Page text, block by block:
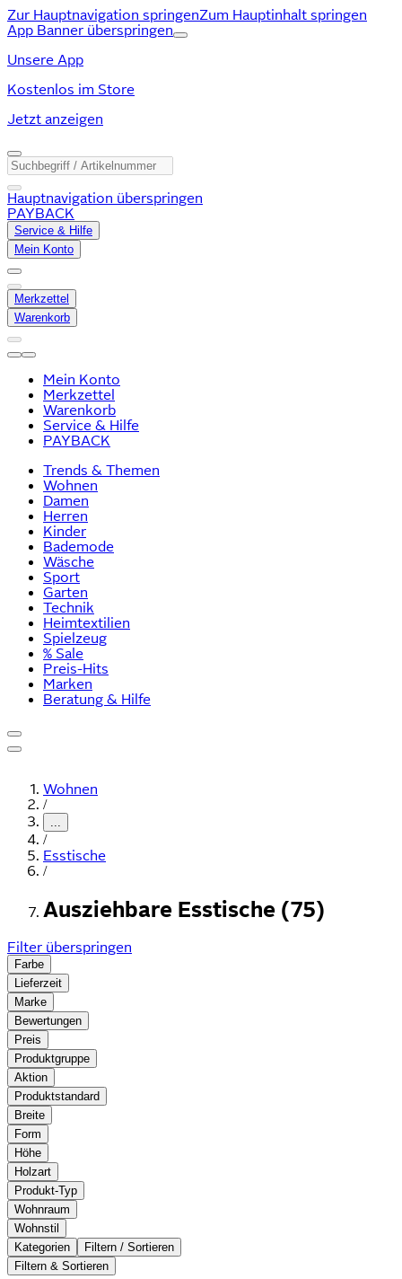
Zur Hauptnavigation springenZum Hauptinhalt springen
App Banner überspringen
Unsere App
Kostenlos im Store
Jetzt anzeigen
Hauptnavigation überspringen
PAYBACK
Service & Hilfe
Mein Konto
Merkzettel
Warenkorb
Mein Konto
Merkzettel
Warenkorb
Service & Hilfe
PAYBACK
Trends & Themen
Wohnen
Damen
Herren
Kinder
Bademode
Wäsche
Sport
Garten
Technik
Heimtextilien
Spielzeug
% Sale
Preis-Hits
Marken
Beratung & Hilfe
Wohnen
/
...
/
Esstische
/
Ausziehbare Esstische (75)
Filter überspringen
Farbe
Lieferzeit
Marke
Bewertungen
Preis
Produktgruppe
Aktion
Produktstandard
Breite
Form
Höhe
Holzart
Produkt-Typ
Wohnraum
Wohnstil
Kategorien
Filtern / Sortieren
Filtern & Sortieren